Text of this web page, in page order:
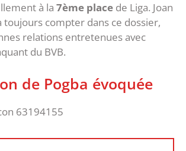
à la 7ème place de Liga. Joan
toujours compter dans ce dossier,
relations entretenues avec
du BVB.
de Pogba évoquée